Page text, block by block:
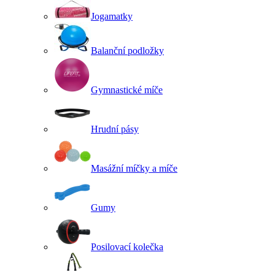
Jogamatky
Balanční podložky
Gymnastické míče
Hrudní pásy
Masážní míčky a míče
Gumy
Posilovací kolečka